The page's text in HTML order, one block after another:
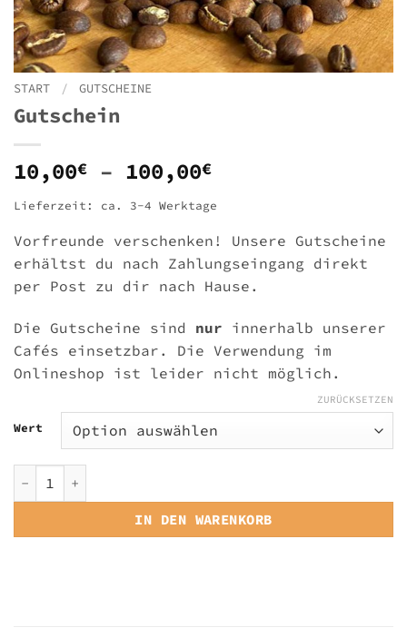
START / GUTSCHEINE
Gutschein
10,00€ – 100,00€Preisspanne:
bis
100,00€
Lieferzeit: ca. 3-4 Werktage
Vorfreunde verschenken! Unsere Gutscheine
erhältst du nach Zahlungseingang direkt
per Post zu dir nach Hause.
Die Gutscheine sind nur innerhalb unserer
Cafés einsetzbar. Die Verwendung im
Onlineshop ist leider nicht möglich.
Wert
ZURÜCKSETZEN
IN DEN WARENKORB